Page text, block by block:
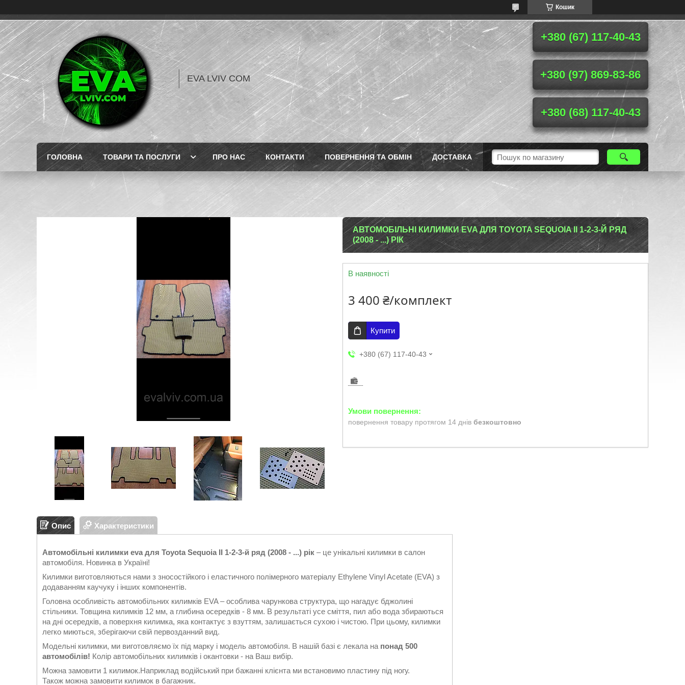
Кошик
EVA LVIV COM
+380 (67) 117-40-43
+380 (97) 869-83-86
+380 (68) 117-40-43
ГОЛОВНА ТОВАРИ ТА ПОСЛУГИ ПРО НАС КОНТАКТИ ПОВЕРНЕННЯ ТА ОБМІН ДОСТАВКА
АВТОМОБІЛЬНІ КИЛИМКИ EVA ДЛЯ TOYOTA SEQUOIA II 1-2-3-Й РЯД
(2008 - ...) РІК
В наявності
3 400 ₴/комплект
Купити
+380 (67) 117-40-43
повернення товару протягом 14 днів безкоштовно
Опис Характеристики
Автомобільні килимки eva для Toyota Sequoia II 1-2-3-й ряд (2008 - ...) рік – це унікальні килимки в салон
автомобіля. Новинка в Україні!
Килимки виготовляються нами з зносостійкого і еластичного полімерного матеріалу Ethylene Vinyl Acetate (EVA) з
додаванням каучуку і інших компонентів.
Головна особливість автомобільних килимків EVA – особлива чарункова структура, що нагадує бджолині
стільники. Товщина килимків 12 мм, а глибина осередків - 8 мм. В результаті усе сміття, пил або вода збираються
на дні осередків, а поверхня килимка, яка контактує з взуттям, залишається сухою і чистою. При цьому, килимки
легко миються, зберігаючи свій первозданний вид.
Модельні килимки, ми виготовляємо їх під марку і модель автомобіля. В нашій базі є лекала на понад 500
автомобілів! Колір автомобільних килимків і окантовки - на Ваш вибір.
Можна замовити 1 килимок.Наприклад водійський при бажанні клієнта ми встановимо пластину під ногу.
Також можна замовити килимок в багажник.